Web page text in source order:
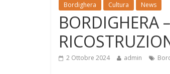
Bordighera Cultura News
BORDIGHERA
2 Ottobre 2024 admin